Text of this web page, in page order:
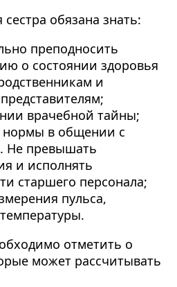
обязана знать:
преподносить
о состоянии здоровья
и
врачебной тайны;
нормы в общении с
Не превышать
и исполнять
старшего персонала;
пульса,
отметить о
может рассчитывать